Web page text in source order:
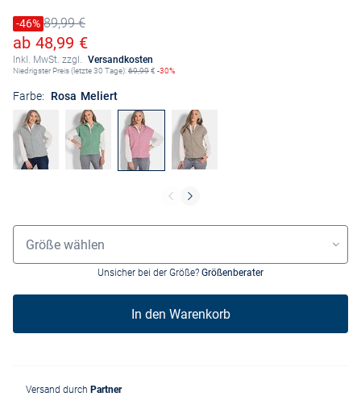
Preis reduziert um
-46%
Alter Preis89,99 €
Ermäßigter Preis
ab 48,99 €
Inkl. MwSt. zzgl. Versandkosten
Niedrigster Preis (letzte 30 Tage):69,99€ -30%
Farbe: Rosa Meliert
Größenauswahl
Größe wählen
Unsicher bei der Größe? Größenberater
In den Warenkorb
Versand durch Partner